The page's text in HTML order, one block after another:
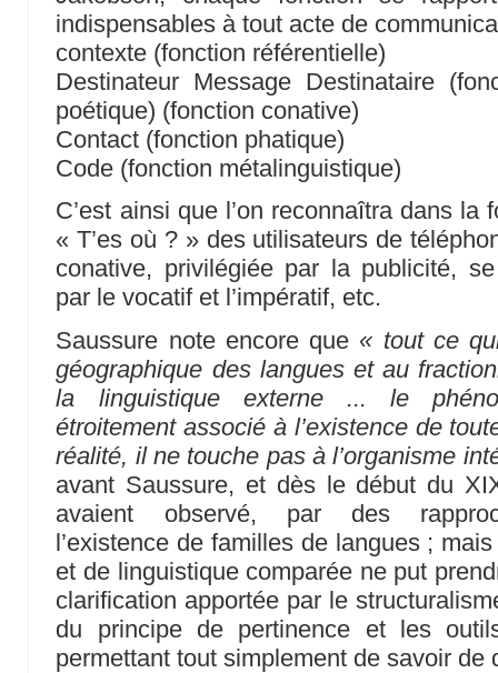
indispensables à tout acte de
contexte (fonction référentielle)
Destinateur Message Destinataire
poétique) (fonction conative)
Contact (fonction phatique)
Code (fonction métalinguistique)
C’est ainsi que l’on reconnaîtra dans la
« T’es où ? » des utilisateurs de
conative, privilégiée par la publicité,
par le vocatif et l’impératif, etc.
Saussure note encore que « tout ce
géographique des langues et au
la linguistique externe ... le
étroitement associé à l’existence de
réalité, il ne touche pas à l’organisme
avant Saussure, et dès le début du
avaient observé, par des
l’existence de familles de langues ;
et de linguistique comparée ne put
clarification apportée par le
du principe de pertinence et les
permettant tout simplement de savoir de